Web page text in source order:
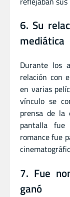
6. Su
mediática
Durante los
relación con
en varias
vínculo se
prensa de la
pantalla
romance fue
7. Fue
ganó